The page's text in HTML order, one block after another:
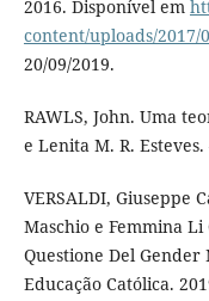
2016. Disponível em
content/uploads/2017/
20/09/2019.
RAWLS, John. Uma
e Lenita M. R.
VERSALDI, Giuseppe
Maschio e Femmina
Questione Del Gender
Educação Católica.